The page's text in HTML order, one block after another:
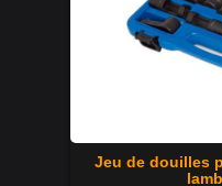
Jeu de douilles